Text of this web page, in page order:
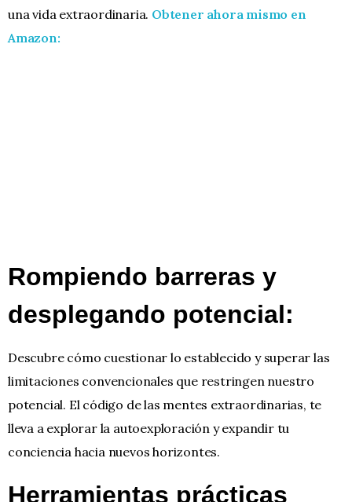
una vida extraordinaria. Obtener ahora mismo en
Amazon:
Rompiendo barreras y
desplegando potencial:
Descubre cómo cuestionar lo establecido y superar las
limitaciones convencionales que restringen nuestro
potencial. El código de las mentes extraordinarias, te
lleva a explorar la autoexploración y expandir tu
conciencia hacia nuevos horizontes.
Herramientas prácticas